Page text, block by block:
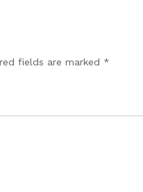
fields are marked *